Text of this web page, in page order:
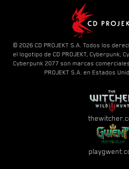
© 2026 CD PROJEKT S.A. Todos los
el logotipo de CD PROJEKT, Cyberpunk,
Cyberpunk 2077 son marcas
PROJEKT S.A. en Estados